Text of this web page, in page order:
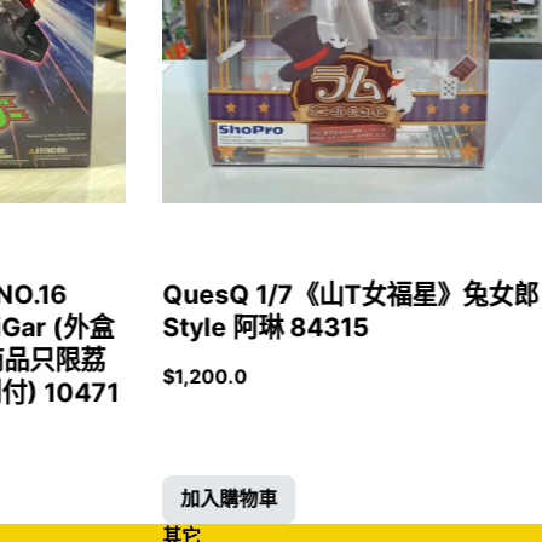
(外盒
只限荔
) 10471
QuesQ 1/7《山T女福星》兔女郎
Style 阿琳 84315
$1,200.0
加入購物車
其它